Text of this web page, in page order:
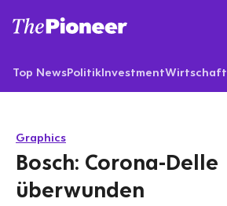
Top NewsPolitikInvestmentWirtschaft
Graphics
Bosch: Corona-Delle
überwunden